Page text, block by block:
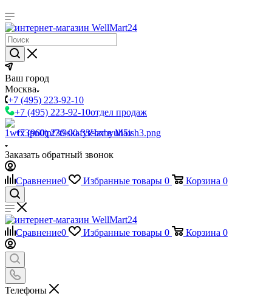
Ваш город
Москва
+7 (495) 223-92-10
+7 (495) 223-92-10отдел продаж
+7 (960) 230-00-33Чат в Max
Заказать обратный звонок
Сравнение0 Избранные товары 0 Корзина 0
Сравнение0 Избранные товары 0 Корзина 0
Телефоны